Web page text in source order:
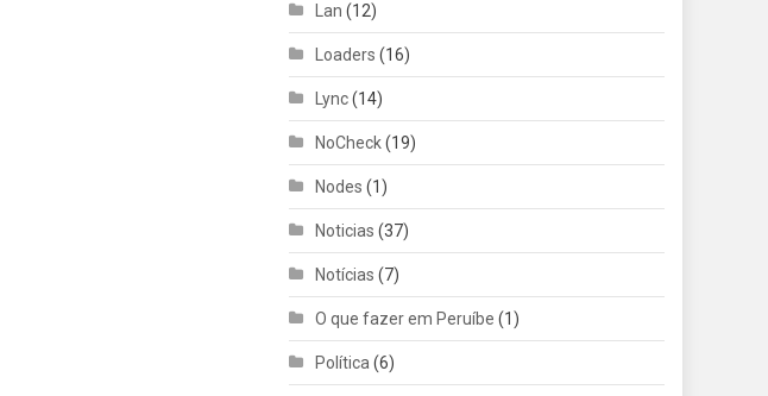
Lan (12)
Loaders (16)
Lync(14)
NoCheck(19)
Nodes (1)
Noticias (37)
Notícias (7)
O que fazer em Peruíbe (1)
Política (6)